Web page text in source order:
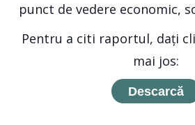
punct de vedere economic,
Pentru a citi raportul, dați
mai jos:
Descarcă